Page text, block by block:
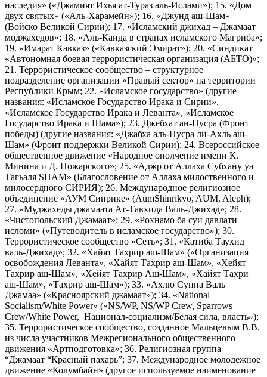
наследия» («Джамият Ихья ат-Тураз аль-Ислами»); 15. «Дом
двух святых» («Аль-Харамейн»); 16. «Джунд аш-Шам»
(Войско Великой Сирии); 17. «Исламский джихад – Джамаат
моджахедов»; 18. «Аль-Каида в странах исламского Магриба»;
19. «Имарат Кавказ» («Кавказский Эмират»); 20. «Синдикат
«Автономная боевая террористическая организация (АБТО)»;
21. Террористическое сообщество – структурное
подразделение организации «Правый сектор» на территории
Республики Крым; 22. «Исламское государство» (другие
названия: «Исламское Государство Ирака и Сирии»,
«Исламское Государство Ирака и Леванта», «Исламское
Государство Ирака и Шама»); 23. Джебхат ан-Нусра (Фронт
победы) (другие названия: «Джабха аль-Нусра ли-Ахль аш-
Шам» (Фронт поддержки Великой Сирии); 24. Всероссийское
общественное движение «Народное ополчение имени К.
Минина и Д. Пожарского»; 25. «Аджр от Аллаха Субхану уа
Тагьаля SHAM» (Благословение от Аллаха милоственного и
милосердного СИРИЯ); 26. Международное религиозное
объединение «АУМ Синрике» (AumShinrikyo, AUM, Aleph);
27. «Муджахеды джамаата Ат-Тавхида Валь-Джихад»; 28.
«Чистопольский Джамаат»; 29. «Рохнамо ба суи давлати
исломи» («Путеводитель в исламское государство»); 30.
Террористическое сообщество «Сеть»; 31. «Катиба Таухид
валь-Джихад»; 32. «Хайят Тахрир аш-Шам» («Организация
освобождения Леванта», «Хайят Тахрир аш-Шам», «Хейят
Тахрир аш-Шам», «Хейят Тахрир Аш-Шам», «Хайят Тахри
аш-Шам», «Тахрир аш-Шам»); 33. «Ахлю Сунна Валь
Джамаа» («Красноярский джамаат»); 34. «National
Socialism/White Power» («NS/WP, NS/WP Crew, Sparrows
Crew/White Power, Национал-социализм/Белая сила, власть»);
35. Террористическое сообщество, созданное Мальцевым В.В.
из числа участников Межрегионального общественного
движения «Артподготовка»; 36. Религиозная группа
“Джамаат “Красный пахарь”; 37. Международное молодежное
движение «Колумбайн» (другое используемое наименование